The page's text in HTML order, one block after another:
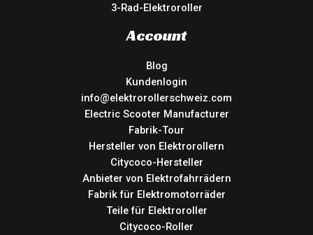
3-Rad-Elektroroller
Account
Blog
Kundenlogin
info@elektrorollerschweiz.com
Electric Scooter Manufacturer
Fabrik-Tour
Hersteller von Elektrorollern
Citycoco-Hersteller
Anbieter von Elektrofahrrädern
Fabrik für Elektromotorräder
Teile für Elektroroller
Citycoco-Roller